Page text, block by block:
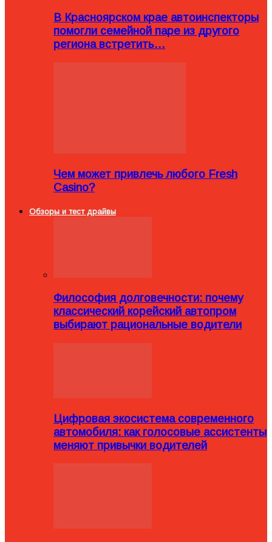
В Красноярском крае автоинспекторы
помогли семейной паре из другого
региона встретить…
Чем может привлечь любого Fresh
Casino?
Обзоры и тест драйвы
Философия долговечности: почему
классический корейский автопром
выбирают рациональные водители
Цифровая экосистема современного
автомобиля: как голосовые ассистенты
меняют привычки водителей